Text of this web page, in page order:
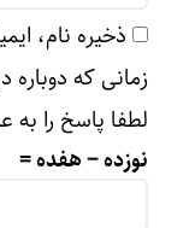
ذخیره نام،
زمانی که
لطفا پاسخ را به
نوزده − هفده =